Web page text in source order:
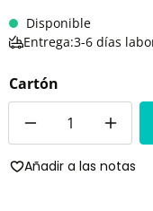
Disponible
Entrega:3-6 días
Cartón
Añadir a las notas